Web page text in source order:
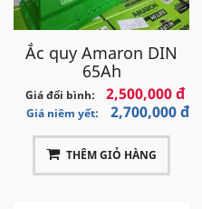
Ắc quy Amaron DIN
65Ah
Giá đổi bình: 2,500,000 đ
Giá niêm yết: 2,700,000 đ
THÊM GIỎ HÀNG